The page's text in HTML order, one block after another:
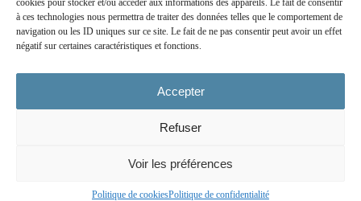
cookies pour stocker et/ou accéder aux informations des appareils. Le fait de consentir
à ces technologies nous permettra de traiter des données telles que le comportement de
navigation ou les ID uniques sur ce site. Le fait de ne pas consentir peut avoir un effet
négatif sur certaines caractéristiques et fonctions.
Accepter
Refuser
Voir les préférences
Politique de cookiesPolitique de confidentialité
2030 boul. Pie IX suite 214.2
Conception du site web parChocolat Média